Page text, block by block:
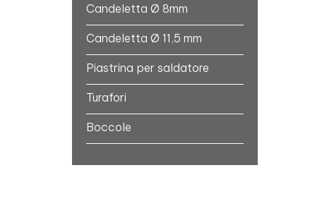
Candeletta Ø 8mm
Candeletta Ø 11,5 mm
Piastrina per saldatore
Turafori
Boccole